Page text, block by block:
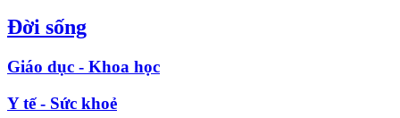
Đời sống
Giáo dục - Khoa học
Y tế - Sức khoẻ